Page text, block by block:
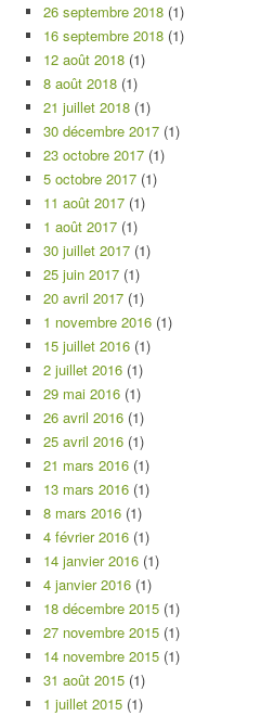
26 septembre 2018 (1)
16 septembre 2018 (1)
12 août 2018 (1)
8 août 2018 (1)
21 juillet 2018 (1)
30 décembre 2017 (1)
23 octobre 2017 (1)
5 octobre 2017 (1)
11 août 2017 (1)
1 août 2017 (1)
30 juillet 2017 (1)
25 juin 2017 (1)
20 avril 2017 (1)
1 novembre 2016 (1)
15 juillet 2016 (1)
2 juillet 2016 (1)
29 mai 2016 (1)
26 avril 2016 (1)
25 avril 2016 (1)
21 mars 2016 (1)
13 mars 2016 (1)
8 mars 2016 (1)
4 février 2016 (1)
14 janvier 2016 (1)
4 janvier 2016 (1)
18 décembre 2015 (1)
27 novembre 2015 (1)
14 novembre 2015 (1)
31 août 2015 (1)
1 juillet 2015 (1)